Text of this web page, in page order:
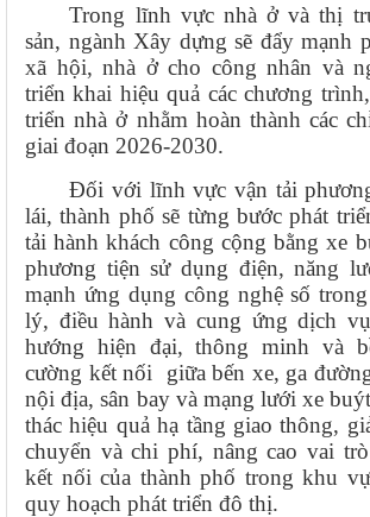
Trong lĩnh vực nhà ở và thị
sản, ngành Xây dựng sẽ đẩy mạnh
xã hội, nhà ở cho công nhân và
triển khai hiệu quả các chương
triển nhà ở nhằm hoàn thành các
giai đoạn 2026-2030.
Đối với lĩnh vực vận tải
lái, thành phố sẽ từng bước phát
tải hành khách công cộng bằng xe
phương tiện sử dụng điện, năng
mạnh ứng dụng công nghệ số
lý, điều hành và cung ứng dịch
hướng hiện đại, thông minh và
cường kết nối
giữa bến xe, ga
nội địa, sân bay và mạng lưới xe
thác hiệu quả hạ tầng giao thông,
chuyển và chi phí, nâng cao vai
kết nối của thành phố trong khu
quy hoạch phát triển đô thị.